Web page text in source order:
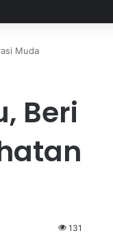
Muda
Beri
131